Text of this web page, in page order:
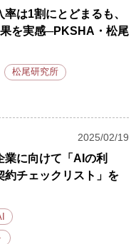
は1割にとどまるも、
を実感─PKSHA・松尾
松尾研究所
2025/02/19
に向けて「AIの利
約チェックリスト」を